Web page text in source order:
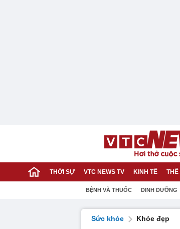
THỜI SỰ VTC NEWS TV KINH TẾ THỂ
BỆNH VÀ THUỐC DINH DƯỠNG
Sức khỏe Khỏe đẹp